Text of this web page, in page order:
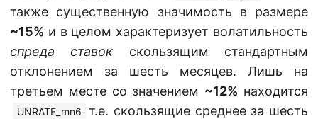
также существенную значимость в размере
~15% и в целом характеризует волатильность
спреда ставок скользящим стандартным
отклонением за шесть месяцев. Лишь на
третьем месте со значением ~12% находится
UNRATE_mn6
т.е. скользящие среднее за шесть